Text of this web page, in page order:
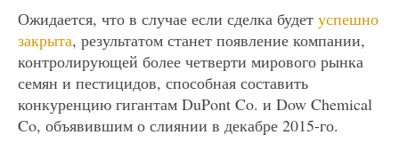
Ожидается, что в случае если сделка будет успешно
закрыта, результатом станет появление компании,
контролирующей более четверти мирового рынка
семян и пестицидов, способная составить
конкуренцию гигантам DuPont Co. и Dow Chemical
Co, объявившим о слиянии в декабре 2015-го.